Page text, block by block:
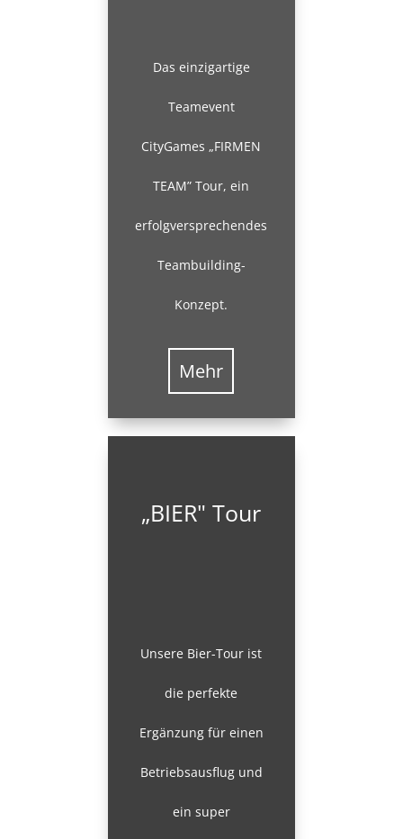
Das einzigartige
Teamevent
CityGames „FIRMEN
TEAM” Tour, ein
erfolgversprechendes
Teambuilding-
Konzept.
Mehr
„BIER" Tour
Unsere Bier-Tour ist
die perfekte
Ergänzung für einen
Betriebsausflug und
ein super